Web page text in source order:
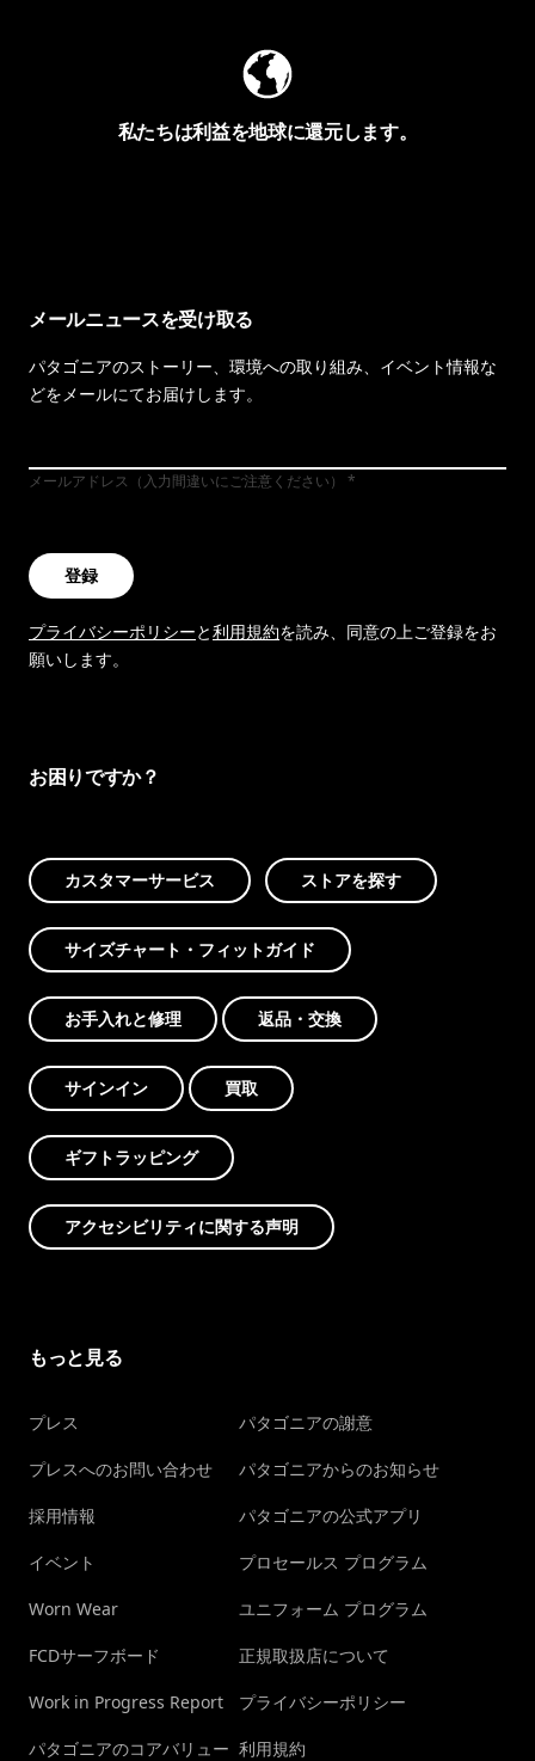
私たちは利益を地球に還元します。
メールニュースを受け取る
パタゴニアのストーリー、環境への取り組み、イベント情報な
どをメールにてお届けします。
メールアドレス（入力間違いにご注意ください）
登録
プライバシーポリシーと利用規約を読み、同意の上ご登録をお
願いします。
お困りですか？
カスタマーサービス ストアを探す
サイズチャート・フィットガイド
お手入れと修理 返品・交換
サインイン 買取
ギフトラッピング
アクセシビリティに関する声明
もっと見る
プレス
プレスへのお問い合わせ
採用情報
イベント
Worn Wear
FCDサーフボード
Work in Progress Report
パタゴニアのコアバリュー
パタゴニアの謝意
パタゴニアからのお知らせ
パタゴニアの公式アプリ
プロセールス プログラム
ユニフォーム プログラム
正規取扱店について
プライバシーポリシー
利用規約